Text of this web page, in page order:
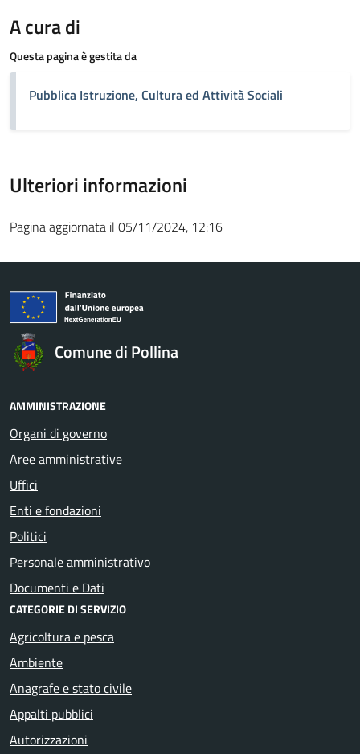
A cura di
Questa pagina è gestita da
Pubblica Istruzione, Cultura ed Attività Sociali
Ulteriori informazioni
Pagina aggiornata il 05/11/2024, 12:16
Comune di Pollina
AMMINISTRAZIONE
Organi di governo
Aree amministrative
Uffici
Enti e fondazioni
Politici
Personale amministrativo
Documenti e Dati
CATEGORIE DI SERVIZIO
Agricoltura e pesca
Ambiente
Anagrafe e stato civile
Appalti pubblici
Autorizzazioni